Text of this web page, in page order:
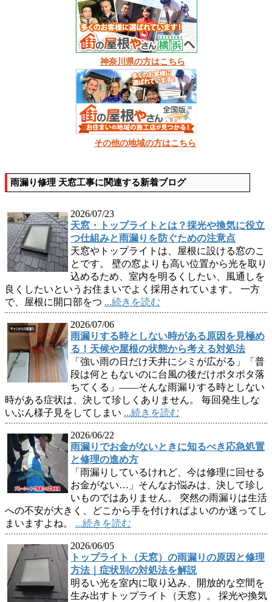
神奈川県の方はこちら
その他の地域の方はこちら
雨漏り修理 天窓工事に関連する新着ブログ
2026/07/23
天窓・トップライトとは？採光や換気に役立
つ仕組みと雨漏りを防ぐための注意点
天窓やトップライトは、屋根に設ける窓のこ
とです。 壁の窓よりも高い位置から光を取り
込めるため、室内を明るくしたい、風通しを
良くしたいというお住まいでよく採用されています。 一方
で、屋根に開口部をつ ...続きを読む
2026/07/06
雨漏りする時としない時がある原因を見極め
る！天候や屋根の状態から考える対処法
「強い雨の日だけ天井にシミが広がる」「普
段は何ともないのに台風の後だけポタポタ落
ちてくる」――そんな雨漏りする時としない
時がある症状は、決して珍しくありません。 毎回発生しな
いぶん様子見をしてしまい ...続きを読む
2026/06/22
雨漏りでお金がないときに知るべき応急処置
と修理の進め方
「雨漏りしているけれど、今は修理に回せる
お金がない…」そんなお悩みは、決して珍し
いものではありません。 突然の雨漏りは生活
への不安が大きく、どこから手を付ければよいのか迷ってし
まいますよね。 ...続きを読む
2026/06/05
トップライト（天窓）の雨漏りの原因と修理
方法｜症状別の対処法を解説
明るい光を室内に取り込み、開放的な空間を
生み出すトップライト（天窓）。 採光や換気